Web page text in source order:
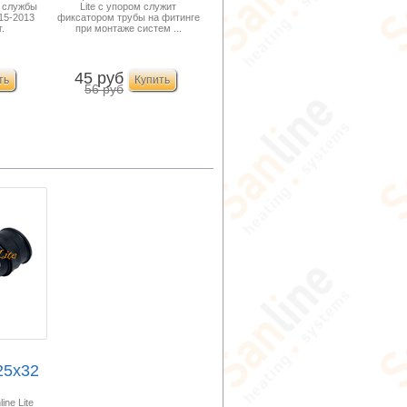
службы
2013
упоро...
Lite с упором служит
фиксатором трубы на фитинге
при монтаже систем ...
45 руб
56 руб
Lite